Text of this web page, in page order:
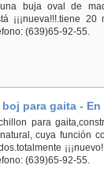
buja oval de
¡¡¡nueva!!!.tiene
(639)65-92-55.
para gaita - En
para
cuya función
(639)65-92-55.